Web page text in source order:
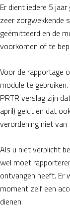
Er dient iedere 5
zeer zorgwekkende
geëmitteerd en de
voorkomen of te
Voor de rapportage
module te
PRTR verslag zijn
april) geldt en dat
verordening niet van
Als u niet verplicht
wel moet
ontvangen heeft. Er
moment zelf een
dienen.